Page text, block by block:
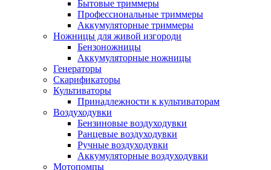
Бытовые триммеры
Профессиональные триммеры
Аккумуляторные триммеры
Ножницы для живой изгороди
Бензоножницы
Аккумуляторные ножницы
Генераторы
Скарификаторы
Культиваторы
Принадлежности к культиваторам
Воздуходувки
Бензиновые воздуходувки
Ранцевые воздуходувки
Ручные воздуходувки
Аккумуляторные воздуходувки
Мотопомпы